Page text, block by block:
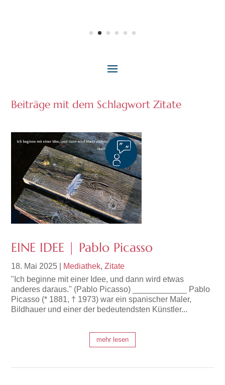
Beiträge mit dem Schlagwort Zitate
EINE IDEE | Pablo Picasso
18. Mai 2025 Mediathek,Zitate
"Ich beginne mit einer Idee, und dann wird etwas
anderes daraus." (Pablo Picasso) ____________ Pablo
Picasso (* 1881, † 1973) war ein spanischer Maler,
Bildhauer und einer der bedeutendsten Künstler...
mehr lesen